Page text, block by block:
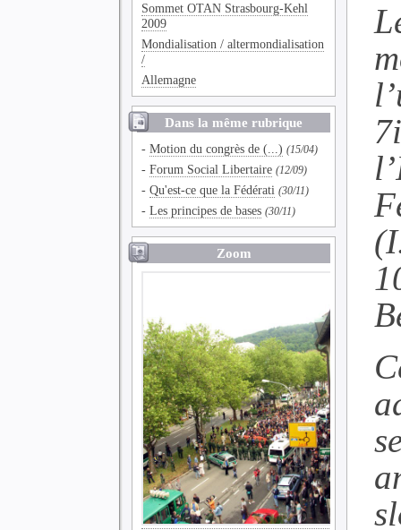
Sommet OTAN Strasbourg-Kehl
2009
Mondialisation / altermondialisation
/
Allemagne
Dans la même rubrique
-Motion du congrès de (...) (15/04)
-Forum Social Libertaire (12/09)
-Qu'est-ce que la Fédérati (30/11)
-Les principes de bases (30/11)
Zoom